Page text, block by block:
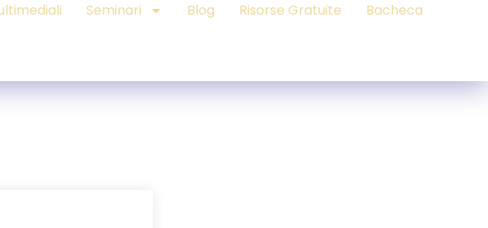
Seminari Blog Risorse Gratuite Bacheca